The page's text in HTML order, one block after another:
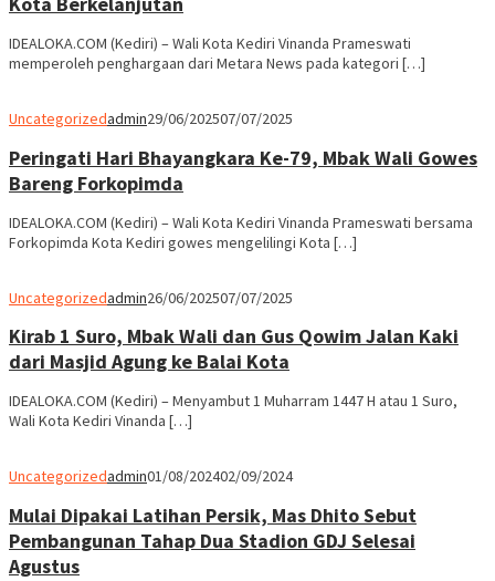
IDEALOKA.COM (Kediri) – Wali Kota Kediri Vinanda Prameswati
memperoleh penghargaan dari Metara News pada kategori […]
Uncategorizedadmin29/06/202507/07/2025
Peringati Hari Bhayangkara Ke-79, Mbak Wali Gowes
Bareng Forkopimda
IDEALOKA.COM (Kediri) – Wali Kota Kediri Vinanda Prameswati bersama
Forkopimda Kota Kediri gowes mengelilingi Kota […]
Uncategorizedadmin26/06/202507/07/2025
Kirab 1 Suro, Mbak Wali dan Gus Qowim Jalan Kaki
dari Masjid Agung ke Balai Kota
IDEALOKA.COM (Kediri) – Menyambut 1 Muharram 1447 H atau 1 Suro,
Wali Kota Kediri Vinanda […]
Uncategorizedadmin01/08/202402/09/2024
Mulai Dipakai Latihan Persik, Mas Dhito Sebut
Pembangunan Tahap Dua Stadion GDJ Selesai
Agustus